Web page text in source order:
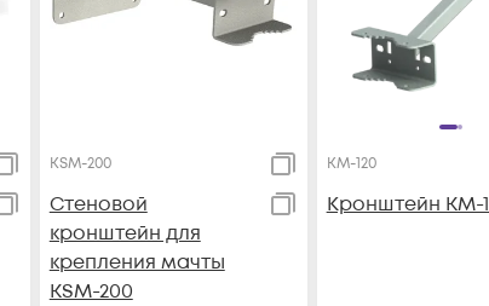
KSM-200
Стеновой
кронштейн для
крепления мачты
KSM-200
KM-120
Кронштейн KM-